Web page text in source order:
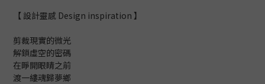
【 設計靈感 Design inspiration 】
剪裁現實的微光
解鎖虛空的密碼
在睜開眼睛之前
渡一縷魂歸夢鄉